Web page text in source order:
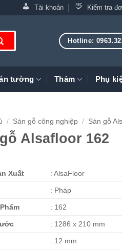
Tài khoản Kiểm tra
Hotline:
tường Thảm Phụ
/ Sàn gỗ công nghiệp / Sàn gỗ
Alsafloor 162
Xuất : AlsaFloor
: Pháp
: 162
: 1286 x 210 mm
: 12 mm